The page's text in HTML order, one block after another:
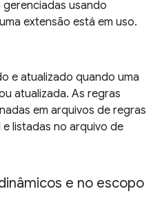
usando
extensão está em uso.
e atualizado quando uma
atualizada. As regras
em arquivos de regras
listadas no arquivo de
e no escopo